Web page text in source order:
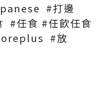
#打邊
#任食 #任飲任食
#放